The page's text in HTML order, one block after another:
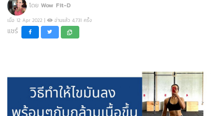
โดย Wow Fit-D
เมื่อ 12 Apr 2022 | อ่านแล้ว 4,731 ครั้ง
แชร์